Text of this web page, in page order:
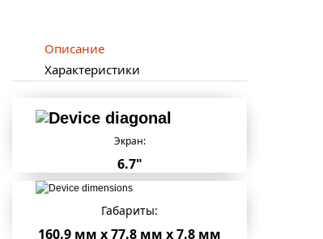
Описание
Характеристики
Экран:
6.7"
Габариты:
160.9 мм х 77.8 мм х 7.8 мм